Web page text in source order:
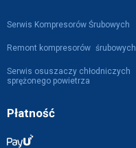
Serwis Kompresorów Śrubowych
Remont kompresorów śrubowych
Serwis osuszaczy chłodniczych
sprężonego powietrza
Płatność